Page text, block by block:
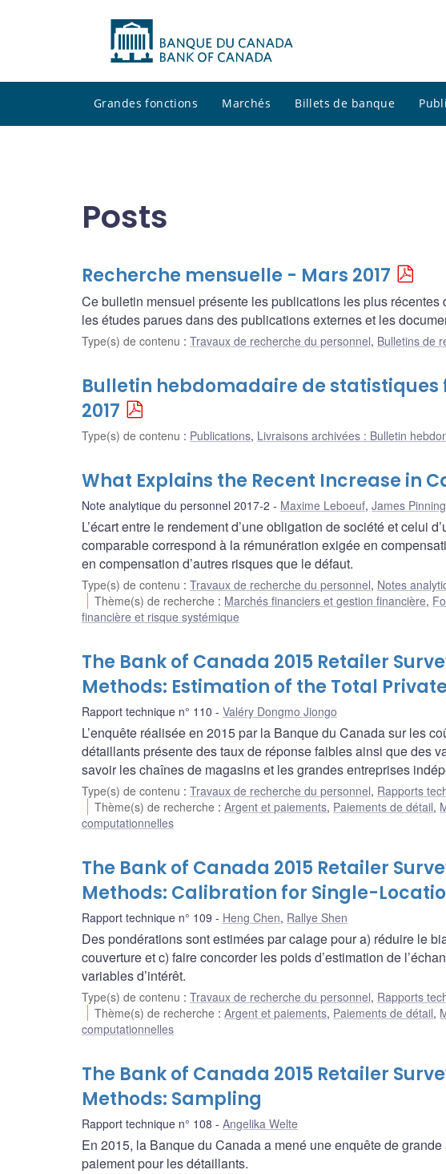
Grandes fonctions Marchés Billets de banque
Posts
Recherche mensuelle - Mars 2017
Ce bulletin mensuel présente les publications les plus
les études parues dans des publications externes et les
Type(s) de contenu : Travaux de recherche du personnel, Bulletins de
Bulletin hebdomadaire de statistiques
2017
Type(s) de contenu : Publications, Livraisons archivées : Bulletin
What Explains the Recent Increase in
Note analytique du personnel 2017-2 Maxime Leboeuf, James
L’écart entre le rendement d’une obligation de société et celui
comparable correspond à la rémunération exigée en
en compensation d’autres risques que le défaut.
Type(s) de contenu : Travaux de recherche du personnel, Notes
Thème(s) de recherche : Marchés financiers et gestion financière,
financière et risque systémique
The Bank of Canada 2015 Retailer
Methods: Estimation of the Total
Rapport technique n° 110 Valéry Dongmo Jiongo
L’enquête réalisée en 2015 par la Banque du Canada sur les
détaillants présente des taux de réponse faibles ainsi que des
savoir les chaînes de magasins et les grandes entreprises
Type(s) de contenu : Travaux de recherche du personnel, Rapports
Thème(s) de recherche :Argent et paiements, Paiements de détail,
computationnelles
The Bank of Canada 2015 Retailer
Methods: Calibration for Single-
Rapport technique n° 109 Heng Chen, Rallye Shen
Des pondérations sont estimées par calage pour a) réduire le
couverture et c) faire concorder les poids d’estimation de
variables d’intérêt.
Type(s) de contenu : Travaux de recherche du personnel, Rapports
Thème(s) de recherche :Argent et paiements, Paiements de détail,
computationnelles
The Bank of Canada 2015 Retailer
Methods: Sampling
Rapport technique n° 108 Angelika Welte
En 2015, la Banque du Canada a mené une enquête de
paiement pour les détaillants.